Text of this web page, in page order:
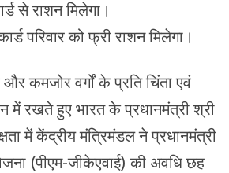
से राशन मिलेगा।
परिवार को फ्री राशन मिलेगा।
कमजोर वर्गों के प्रति चिंता एवं
में रखते हुए भारत के प्रधानमंत्री श्री
में केंद्रीय मंत्रिमंडल ने प्रधानमंत्री
(पीएम-जीकेएवाई) की अवधि छह